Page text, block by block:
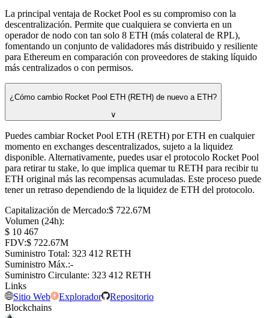
La principal ventaja de Rocket Pool es su compromiso con la
descentralización. Permite que cualquiera se convierta en un
operador de nodo con tan solo 8 ETH (más colateral de RPL),
fomentando un conjunto de validadores más distribuido y resiliente
para Ethereum en comparación con proveedores de staking líquido
más centralizados o con permisos.
¿Cómo cambio Rocket Pool ETH (RETH) de nuevo a ETH?
∨
Puedes cambiar Rocket Pool ETH (RETH) por ETH en cualquier
momento en exchanges descentralizados, sujeto a la liquidez
disponible. Alternativamente, puedes usar el protocolo Rocket Pool
para retirar tu stake, lo que implica quemar tu RETH para recibir tu
ETH original más las recompensas acumuladas. Este proceso puede
tener un retraso dependiendo de la liquidez de ETH del protocolo.
Capitalización de Mercado:⁦$⁩ 722.67M
Volumen (24h):
⁦$⁩ 10 467
FDV:⁦$⁩ 722.67M
Suministro Total: ⁦⁩ 323 412 RETH
Suministro Máx.:-
Suministro Circulante: ⁦⁩ 323 412 RETH
Links
Sitio Web
Explorador
Repositorio
Blockchains